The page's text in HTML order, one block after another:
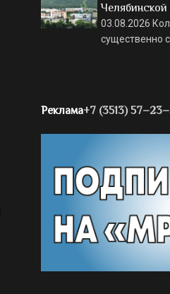
03.08.2026
существенно
Реклама+7 (3513)